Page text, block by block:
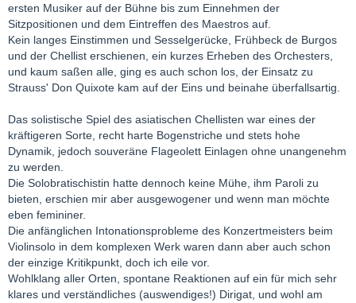
ersten Musiker auf der Bühne bis zum Einnehmen der
Sitzpositionen und dem Eintreffen des Maestros auf.
Kein langes Einstimmen und Sesselgerücke, Frühbeck de Burgos
und der Chellist erschienen, ein kurzes Erheben des Orchesters,
und kaum saßen alle, ging es auch schon los, der Einsatz zu
Strauss' Don Quixote kam auf der Eins und beinahe überfallsartig.
Das solistische Spiel des asiatischen Chellisten war eines der
kräftigeren Sorte, recht harte Bogenstriche und stets hohe
Dynamik, jedoch souveräne Flageolett Einlagen ohne unangenehm
zu werden.
Die Solobratischistin hatte dennoch keine Mühe, ihm Paroli zu
bieten, erschien mir aber ausgewogener und wenn man möchte
eben femininer.
Die anfänglichen Intonationsprobleme des Konzertmeisters beim
Violinsolo in dem komplexen Werk waren dann aber auch schon
der einzige Kritikpunkt, doch ich eile vor.
Wohlklang aller Orten, spontane Reaktionen auf ein für mich sehr
klares und verständliches (auswendiges!) Dirigat, und wohl am